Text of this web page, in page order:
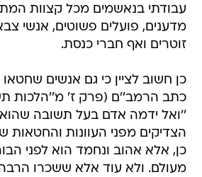
עבודתי בנאשמים מכל קצוות
מדענים, פועלים פשוטים, אנשי
זוטרים ואף חברי כנסת.
כן חשוב לציין כי גם אנשים
כתב הרמב''ם (פרק ז' מ''הלכות
''ואל ידמה אדם בעל תשובה
הצדיקים מפני העוונות והחטאות
כן, אלא אהוב ונחמד הוא לפני
מעולם. ולא עוד אלא ששכרו